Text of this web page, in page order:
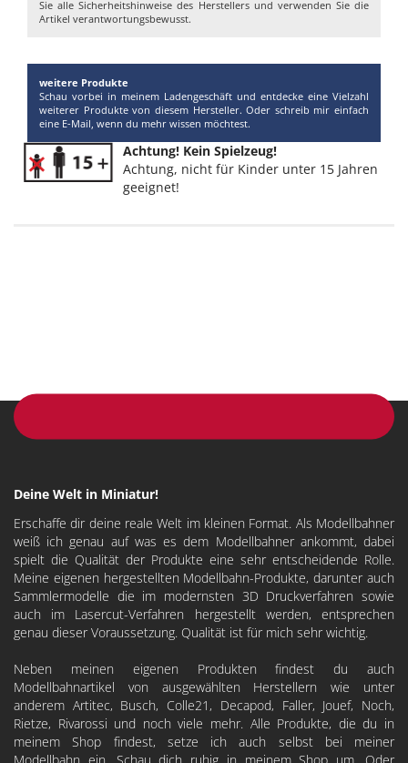
Sie alle Sicherheitshinweise des Herstellers und verwenden Sie die
Artikel verantwortungsbewusst.
weitere Produkte
Schau vorbei in meinem Ladengeschäft und entdecke eine Vielzahl
weiterer Produkte von diesem Hersteller. Oder schreib mir einfach
eine E-Mail, wenn du mehr wissen möchtest.
Achtung! Kein Spielzeug!
Achtung, nicht für Kinder unter 15 Jahren
geeignet!
Deine Welt in Miniatur!
Erschaffe dir deine reale Welt im kleinen Format. Als Modellbahner
weiß ich genau auf was es dem Modellbahner ankommt, dabei
spielt die Qualität der Produkte eine sehr entscheidende Rolle.
Meine eigenen hergestellten Modellbahn-Produkte, darunter auch
Sammlermodelle die im modernsten 3D Druckverfahren sowie
auch im Lasercut-Verfahren hergestellt werden, entsprechen
genau dieser Voraussetzung. Qualität ist für mich sehr wichtig.
Neben meinen eigenen Produkten findest du auch
Modellbahnartikel von ausgewählten Herstellern wie unter
anderem Artitec, Busch, Colle21 , Decapod, Faller, Jouef, Noch,
Rietze, Rivarossi und noch viele mehr. Alle Produkte, die du in
meinem Shop findest, setze ich auch selbst bei meiner